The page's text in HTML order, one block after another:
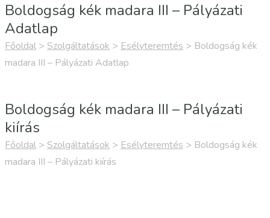
Boldogság kék madara III – Pályázati
Adatlap
Főoldal > Szolgáltatások > Esélyteremtés > Boldogság kék
madara III – Pályázati Adatlap
Boldogság kék madara III – Pályázati
kiírás
Főoldal > Szolgáltatások > Esélyteremtés > Boldogság kék
madara III – Pályázati kiírás